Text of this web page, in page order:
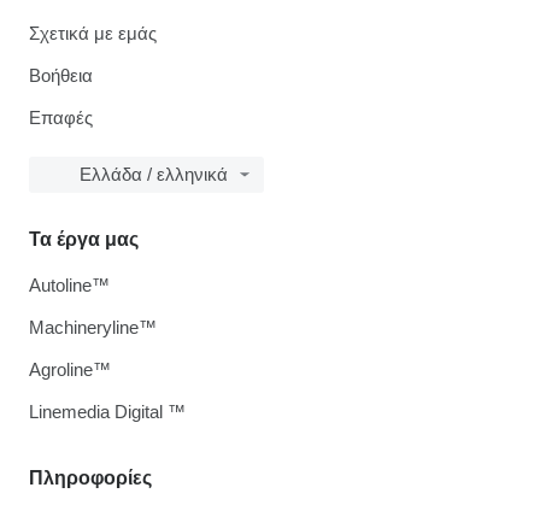
Σχετικά με εμάς
Βοήθεια
Επαφές
Ελλάδα / ελληνικά
Πληροφορίες
Τα έργα μας
Autoline™
Machineryline™
Agroline™
Linemedia Digital ™